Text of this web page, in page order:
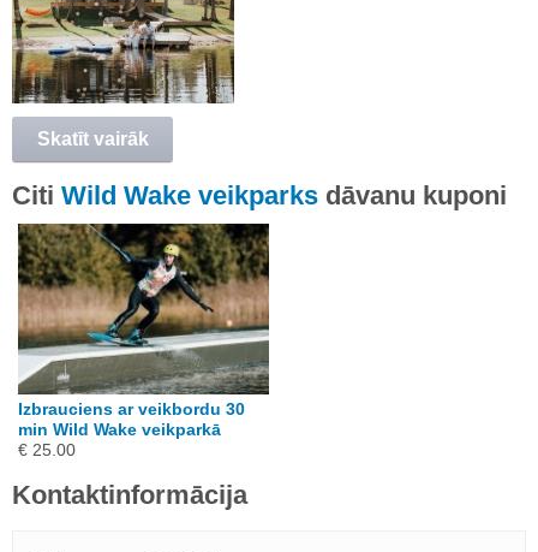
Skatīt vairāk
Citi Wild Wake veikparks dāvanu kuponi
Izbrauciens ar veikbordu 30
min Wild Wake veikparkā
€ 25.00
Kontaktinformācija